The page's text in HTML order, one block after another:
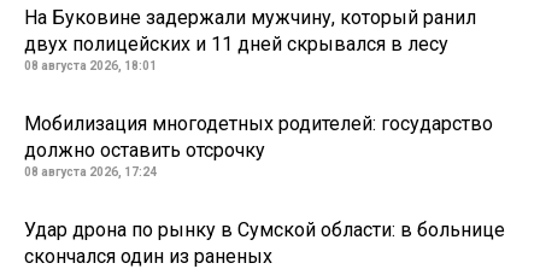
На Буковине задержали мужчину, который ранил
двух полицейских и 11 дней скрывался в лесу
08 августа 2026, 18:01
Мобилизация многодетных родителей: государство
должно оставить отсрочку
08 августа 2026, 17:24
Удар дрона по рынку в Сумской области: в больнице
скончался один из раненых